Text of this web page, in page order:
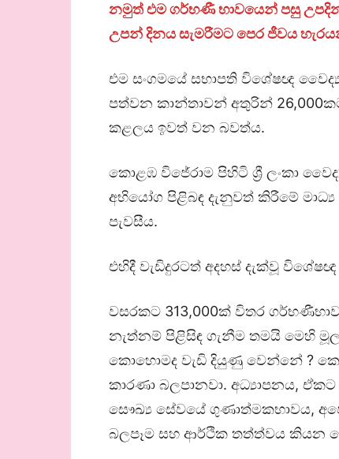
නමුත් එම ගර්භණී භාවයෙන් පසු
උපන් දිනය සැමරීමට පෙර ජීවය
එම සංගමයේ සභාපති විශේෂඥ
පත්වන කාන්තාවන් අතුරින්
කළලය ඉවත් වන බවත්ය.
කොළඹ විජේරාම පිහිටි ශ්‍රී ලංකා
අභියෝග පිළිබඳ දැනුවත් කිරීමේ
පැවසීය.
එහිදී වැඩිදුරටත් අදහස් දැක්වූ
වසරකට 313,000ක් විතර
නැත්නම් පිළිසිඳ ගැනීම තමයි මෙහි
කොහොමද වැඩි දියුණු වෙන්නේ ?
කාරණා බලපානවා. අධ්‍යාපනය,
සෞඛ්‍ය සේවයේ ගුණාත්මකභාවය,
බලපෑම සහ ආර්ථික තත්ත්වය කියන